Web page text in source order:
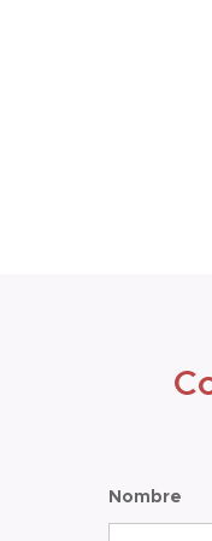
Nombre